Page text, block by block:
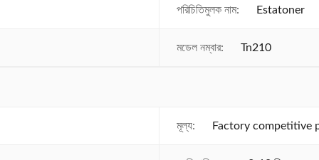
পরিচিতিমুলক নাম: Estatoner
মডেল নম্বার: Tn210
মূল্য: Factory competitive